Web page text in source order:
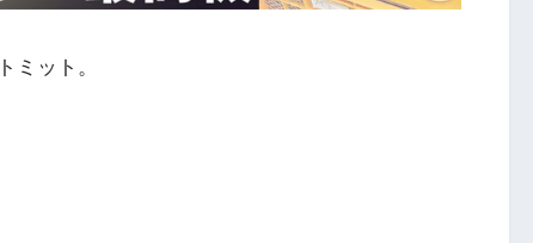
ミット。